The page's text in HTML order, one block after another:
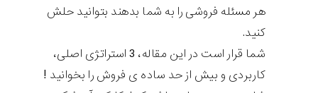
هر مسئله فروشی را به شما بدهند بتوانید حلش
کنید.
شما قرار است در این مقاله، 3 استراتژی اصلی،
کاربردی و بیش از حد ساده ی فروش را بخوانید !